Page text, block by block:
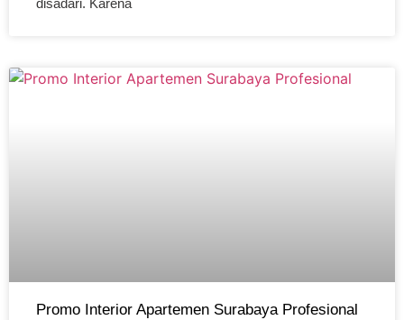
disadari. Karena
Promo Interior Apartemen Surabaya Profesional